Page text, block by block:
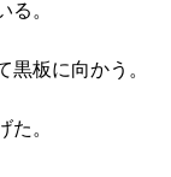
。
板に向かう。
。